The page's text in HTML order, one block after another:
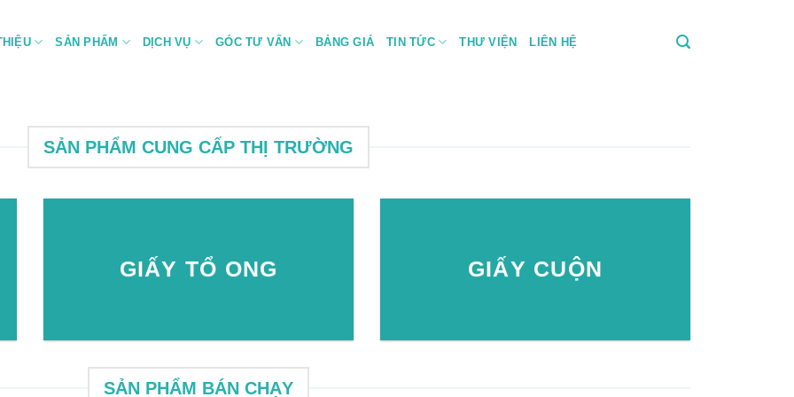
SẢN PHẨM DỊCH VỤ GÓC TƯ VẤN BẢNG GIÁ TIN TỨC THƯ VIỆN LIÊN HỆ
SẢN PHẨM CUNG CẤP THỊ TRƯỜNG
GIẤY TỔ ONG GIẤY CUỘN
SẢN PHẨM BÁN CHẠY